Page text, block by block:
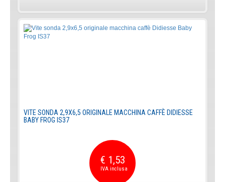
VITE SONDA 2,9X6,5 ORIGINALE MACCHINA CAFFÈ DIDIESSE
BABY FROG IS37
€ 1,53